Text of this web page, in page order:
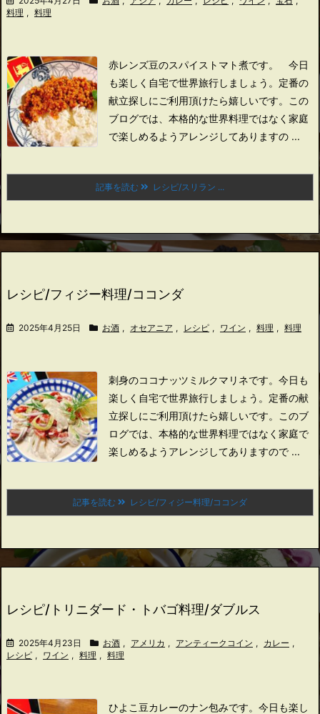
料理 , 料理
赤レンズ豆のスパイストマト煮です。 今日
も楽しく自宅で世界旅行しましょう。 定番の
献立探しにご利用頂けたら嬉しいです。
この
ブログでは、本格的な世界料理ではなく家庭
で楽しめるようアレンジしてありますの ...
記事を読む レシピ/スリラン ...
レシピ/フィジー料理/ココンダ
2025年4月25日 お酒 , オセアニア , レシピ , ワイン , 料理 , 料理
刺身のココナッツミルクマリネです。 今日も
楽しく自宅で世界旅行しましょう。 定番の献
立探しにご利用頂けたら嬉しいです。
このブ
ログでは、本格的な世界料理ではなく家庭で
楽しめるようアレンジしてありますので ...
記事を読む レシピ/フィジー料理/ココンダ
レシピ/トリニダード・トバゴ料理/ダブルス
2025年4月23日 お酒 , アメリカ , アンティークコイン , カレー ,
レシピ , ワイン , 料理 , 料理
ひよこ豆カレーのナン包みです。 今日も楽し